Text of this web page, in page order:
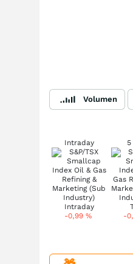
Volumen
Intraday
-0,99 %
5
-